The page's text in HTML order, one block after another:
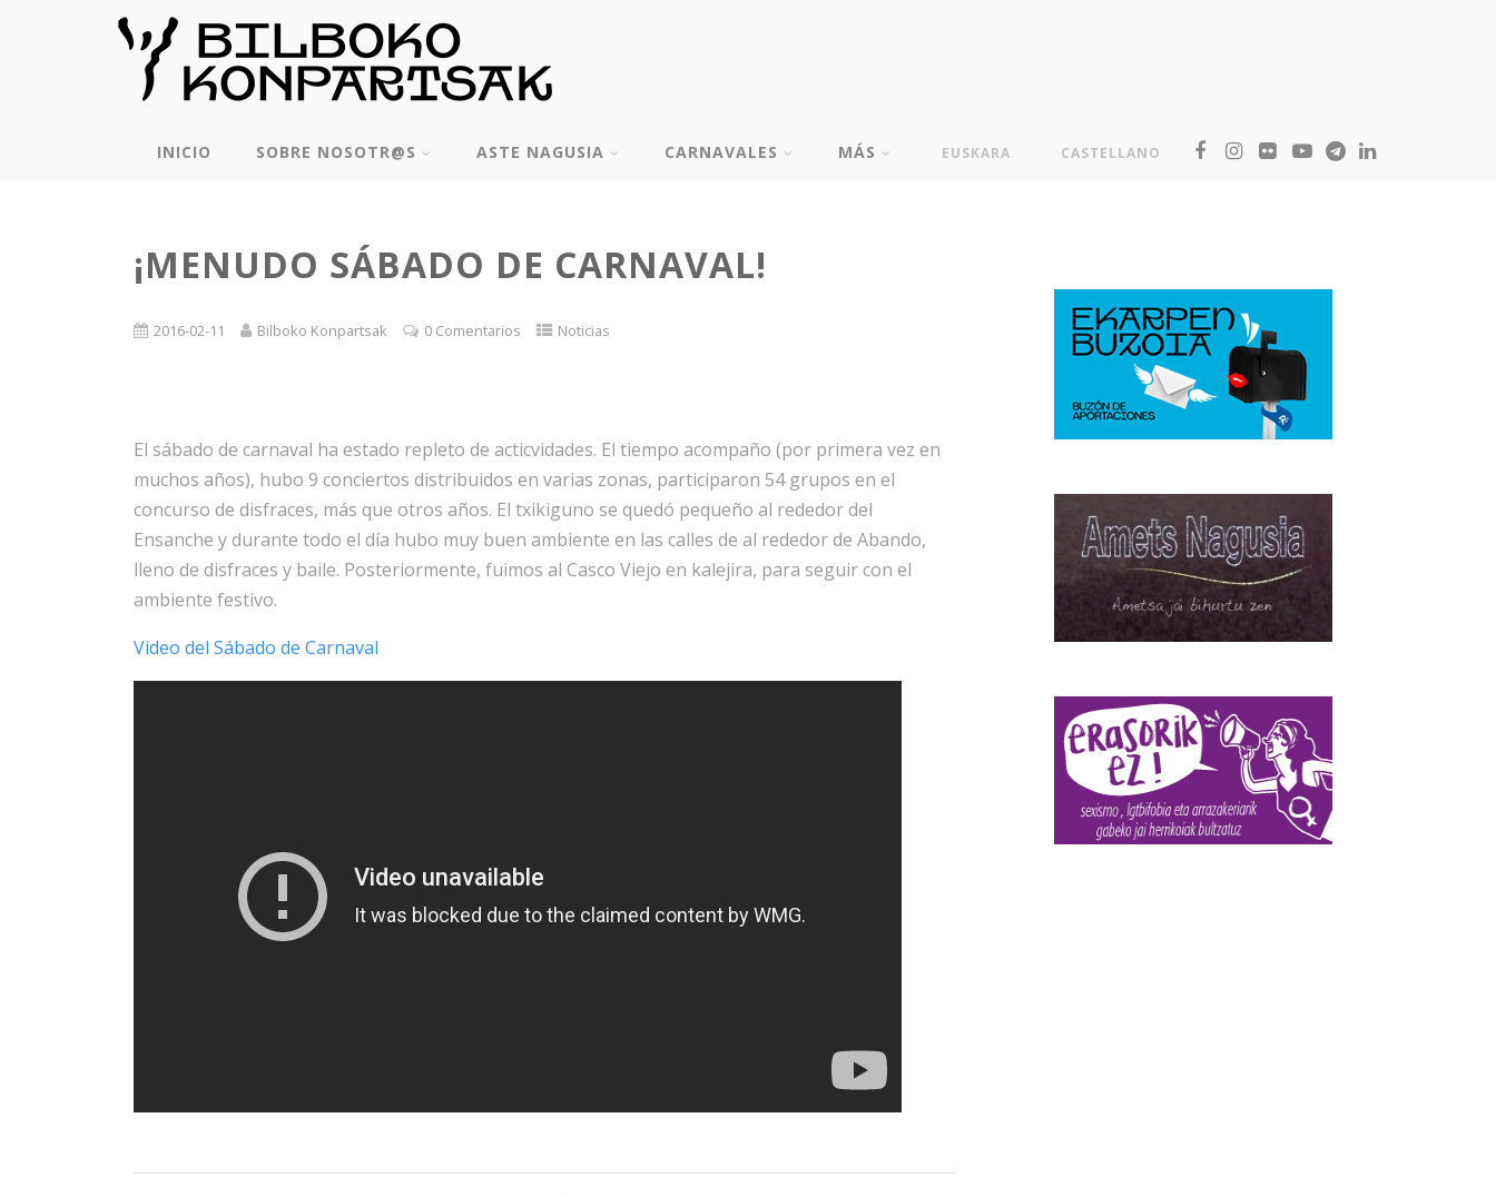
INICIO SOBRE NOSOTR@S ASTE NAGUSIA CARNAVALES MÁS EUSKARA CASTELLANO
¡MENUDO SÁBADO DE CARNAVAL!
2016-02-11 Bilboko Konpartsak 0 Comentarios Noticias
El sábado de carnaval ha estado repleto de acticvidades. El tiempo acompaño (por primera vez en
muchos años), hubo 9 conciertos distribuidos en varias zonas, participaron 54 grupos en el
concurso de disfraces, más que otros años. El txikiguno se quedó pequeño al rededor del
Ensanche y durante todo el día hubo muy buen ambiente en las calles de al rededor de Abando,
lleno de disfraces y baile. Posteriormente, fuimos al Casco Viejo en kalejira, para seguir con el
ambiente festivo.
Video del Sábado de Carnaval